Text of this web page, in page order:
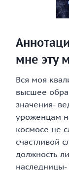
мне эту
Вся моя
высшее
значения-
уроженцам
космосе не
счастливой
должность
наследницы-